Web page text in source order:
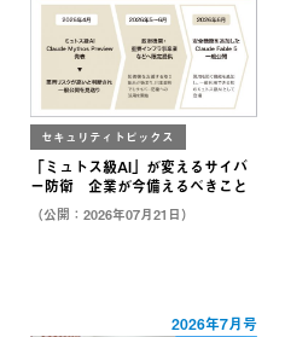
セキュリティトピックス
「ミュトス級AI」が変えるサイバ
ー防衛 企業が今備えるべきこと
（公開：2026年07月21日）
2026年7月号